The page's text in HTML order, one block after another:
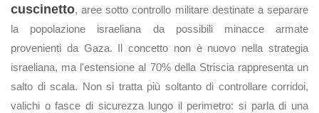
cuscinetto, aree sotto controllo militare destinate a separare
la popolazione israeliana da possibili minacce armate
provenienti da Gaza. Il concetto non è nuovo nella strategia
israeliana, ma l'estensione al 70% della Striscia rappresenta un
salto di scala. Non si tratta più soltanto di controllare corridoi,
valichi o fasce di sicurezza lungo il perimetro: si parla di una